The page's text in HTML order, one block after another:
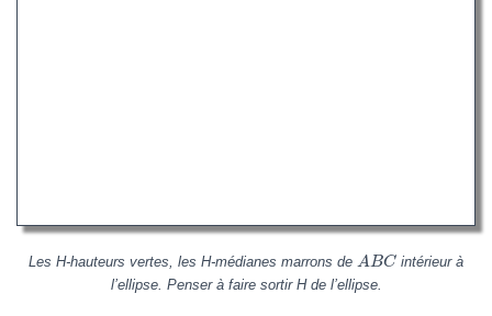
Les H-hauteurs vertes, les H-médianes marrons de ABC intérieur à
l’ellipse. Penser à faire sortir H de l’ellipse.